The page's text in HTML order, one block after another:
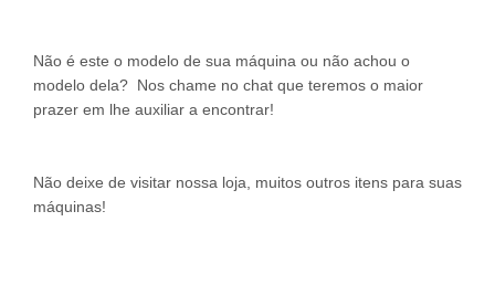
Não é este o modelo de sua máquina ou não achou o
modelo dela? Nos chame no chat que teremos o maior
prazer em lhe auxiliar a encontrar!
Não deixe de visitar nossa loja, muitos outros itens para suas
máquinas!